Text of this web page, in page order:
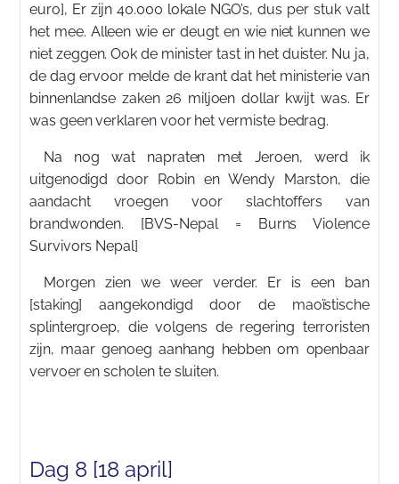
euro], Er zijn 40.000 lokale NGO’s, dus per stuk valt
het mee. Alleen wie er deugt en wie niet kunnen we
niet zeggen. Ook de minister tast in het duister. Nu ja,
de dag ervoor melde de krant dat het ministerie van
binnenlandse zaken 26 miljoen dollar kwijt was. Er
was geen verklaren voor het vermiste bedrag.
Na nog wat napraten met Jeroen, werd ik
uitgenodigd door Robin en Wendy Marston, die
aandacht vroegen voor slachtoffers van
brandwonden. [BVS-Nepal = Burns Violence
Survivors Nepal]
Morgen zien we weer verder. Er is een ban
[staking] aangekondigd door de maoïstische
splintergroep, die volgens de regering terroristen
zijn, maar genoeg aanhang hebben om openbaar
vervoer en scholen te sluiten.
Dag 8 [18 april]